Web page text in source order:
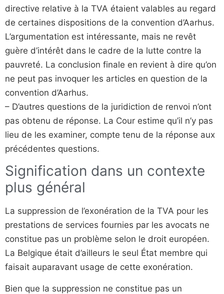
directive relative à la TVA étaient valables au regard
de certaines dispositions de la convention d’Aarhus.
L’argumentation est intéressante, mais ne revêt
guère d’intérêt dans le cadre de la lutte contre la
pauvreté. La conclusion finale en revient à dire qu’on
ne peut pas invoquer les articles en question de la
convention d’Aarhus.
– D’autres questions de la juridiction de renvoi n’ont
pas obtenu de réponse. La Cour estime qu’il n’y pas
lieu de les examiner, compte tenu de la réponse aux
précédentes questions.
Signification dans un contexte
plus général
La suppression de l’exonération de la TVA pour les
prestations de services fournies par les avocats ne
constitue pas un problème selon le droit européen.
La Belgique était d’ailleurs le seul État membre qui
faisait auparavant usage de cette exonération.
Bien que la suppression ne constitue pas un